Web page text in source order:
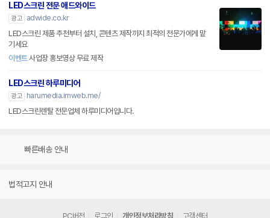
LED스크린 전문 애드와이드
광고
adwide.co.kr
LED스크린 제품 추천부터 설치, 콘텐츠 제작까지 최적의 전문가에게 맡
기세요
이벤트사업장 홍보영상 무료 제작
LED스크린 하루미디어
광고
harumedia.imweb.me/
LED스크린렌탈 전문업체 하루미디어입니다.
빠른배송 안내
법적고지 안내
PC버전 로그인 개인정보처리방침 고객센터